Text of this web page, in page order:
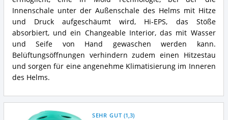
dieser
Kinder
Skihelm?
Innenschale unter der Außenschale des Helms mit Hitze
und Druck aufgeschäumt wird, Hi-EPS, das Stöße
absorbiert, und ein Changeable Interior, das mit Wasser
und Seife von Hand gewaschen werden kann.
Belüftungsöffnungen verhindern zudem einen Hitzestau
und sorgen für eine angenehme Klimatisierung im Inneren
des Helms.
SEHR GUT (1,3)